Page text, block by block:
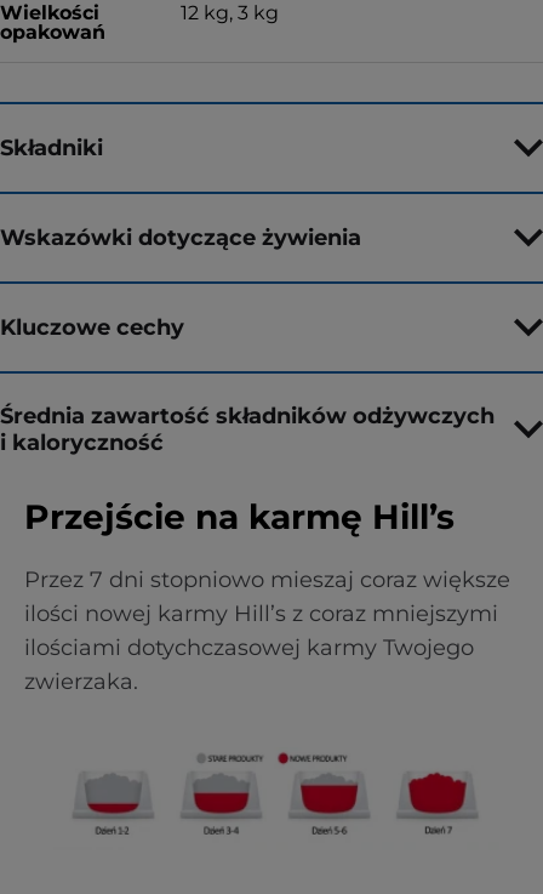
Wielkości
opakowań
12 kg, 3 kg
Składniki
Wskazówki dotyczące żywienia
Kluczowe cechy
Średnia zawartość składników odżywczych
i kaloryczność
Przejście na karmę Hill’s
Przez 7 dni stopniowo mieszaj coraz większe
ilości nowej karmy Hill’s z coraz mniejszymi
ilościami dotychczasowej karmy Twojego
zwierzaka.